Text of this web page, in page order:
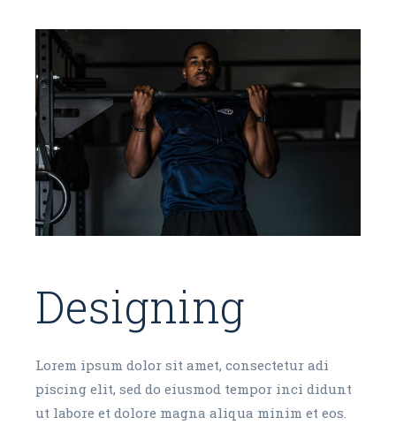
Designing
Lorem ipsum dolor sit amet, consectetur adi
piscing elit, sed do eiusmod tempor inci didunt
ut labore et dolore magna aliqua minim et eos.